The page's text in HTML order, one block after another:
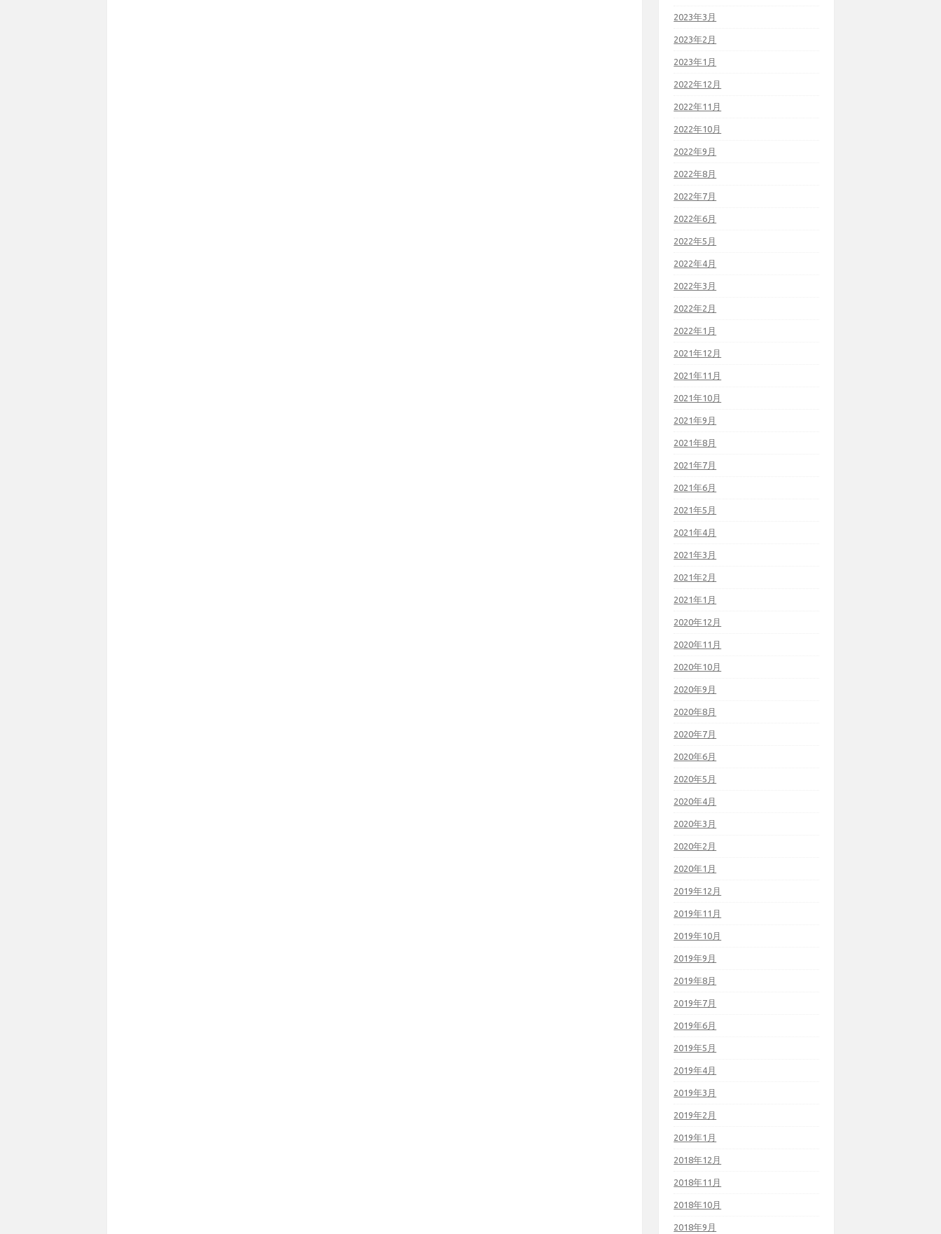
2023年3月
2023年2月
2023年1月
2022年12月
2022年11月
2022年10月
2022年9月
2022年8月
2022年7月
2022年6月
2022年5月
2022年4月
2022年3月
2022年2月
2022年1月
2021年12月
2021年11月
2021年10月
2021年9月
2021年8月
2021年7月
2021年6月
2021年5月
2021年4月
2021年3月
2021年2月
2021年1月
2020年12月
2020年11月
2020年10月
2020年9月
2020年8月
2020年7月
2020年6月
2020年5月
2020年4月
2020年3月
2020年2月
2020年1月
2019年12月
2019年11月
2019年10月
2019年9月
2019年8月
2019年7月
2019年6月
2019年5月
2019年4月
2019年3月
2019年2月
2019年1月
2018年12月
2018年11月
2018年10月
2018年9月